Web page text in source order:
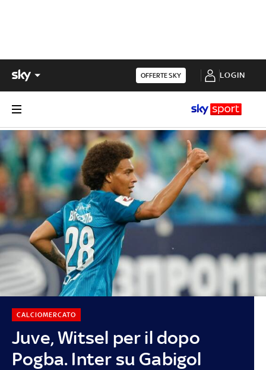
OFFERTE SKY LOGIN
Juve, Witsel per il dopo
Pogba. Inter su Gabigol
CALCIOMERCATO